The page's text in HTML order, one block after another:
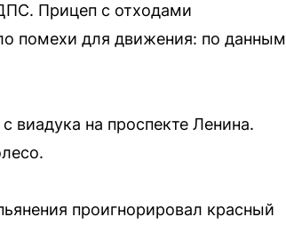
Прицеп с отходами
помехи для движения: по данным
виадука на проспекте Ленина.
проигнорировал красный